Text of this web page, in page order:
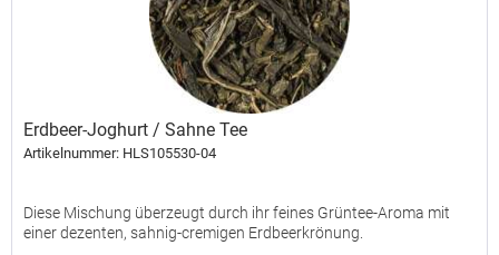
Erdbeer-Joghurt / Sahne Tee
Artikelnummer: HLS105530-04
Diese Mischung überzeugt durch ihr feines Grüntee-Aroma mit
einer dezenten, sahnig-cremigen Erdbeerkrönung.